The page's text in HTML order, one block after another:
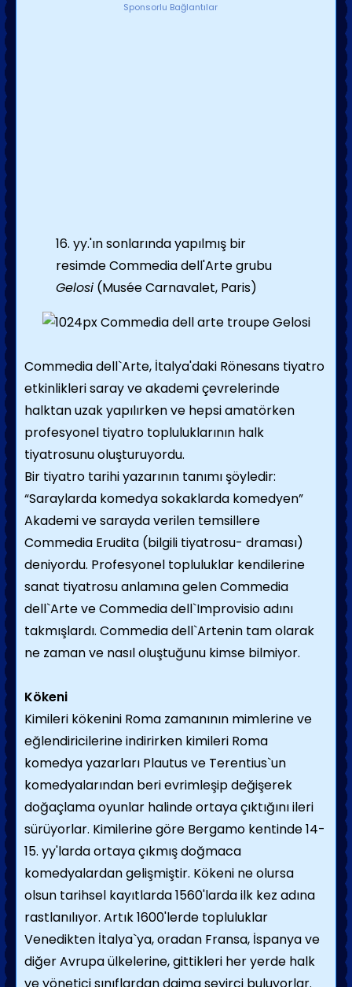
Sponsorlu Bağlantılar
16. yy.'ın sonlarında yapılmış bir
resimde Commedia dell'Arte grubu
Gelosi (Musée Carnavalet, Paris)
Commedia dell`Arte, İtalya'daki Rönesans tiyatro
etkinlikleri saray ve akademi çevrelerinde
halktan uzak yapılırken ve hepsi amatörken
profesyonel tiyatro topluluklarının halk
tiyatrosunu oluşturuyordu.
Bir tiyatro tarihi yazarının tanımı şöyledir:
“Saraylarda komedya sokaklarda komedyen”
Akademi ve sarayda verilen temsillere
Commedia Erudita (bilgili tiyatrosu- draması)
deniyordu. Profesyonel topluluklar kendilerine
sanat tiyatrosu anlamına gelen Commedia
dell`Arte ve Commedia dell`Improvisio adını
takmışlardı. Commedia dell`Artenin tam olarak
ne zaman ve nasıl oluştuğunu kimse bilmiyor.
Kökeni
Kimileri kökenini Roma zamanının mimlerine ve
eğlendiricilerine indirirken kimileri Roma
komedya yazarları Plautus ve Terentius`un
komedyalarından beri evrimleşip değişerek
doğaçlama oyunlar halinde ortaya çıktığını ileri
sürüyorlar. Kimilerine göre Bergamo kentinde 14-
15. yy'larda ortaya çıkmış doğmaca
komedyalardan gelişmiştir. Kökeni ne olursa
olsun tarihsel kayıtlarda 1560'larda ilk kez adına
rastlanılıyor. Artık 1600'lerde topluluklar
Venedikten İtalya`ya, oradan Fransa, İspanya ve
diğer Avrupa ülkelerine, gittikleri her yerde halk